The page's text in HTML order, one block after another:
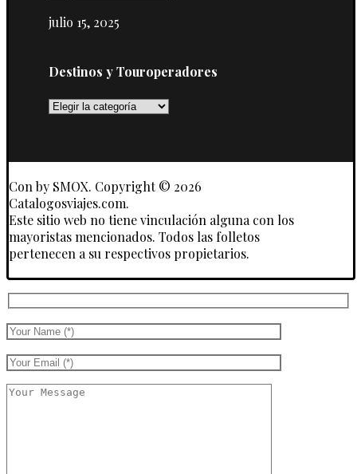
julio 15, 2025
Destinos y Touroperadores
Destinos
Conby SMOX. Copyright © 2026
Catalogosviajes.com.
Este sitio web no tiene vinculación alguna con los
mayoristas mencionados. Todos las folletos
pertenecen a su respectivos propietarios.